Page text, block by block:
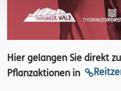
Hier gelangen Sie direkt
Pflanzaktionen in